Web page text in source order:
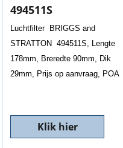
494511S
Luchtfilter BRIGGS and
STRATTON 494511S, Lengte
178mm, Breredte 90mm, Dik
29mm, Prijs op aanvraag, POA
Klik hier